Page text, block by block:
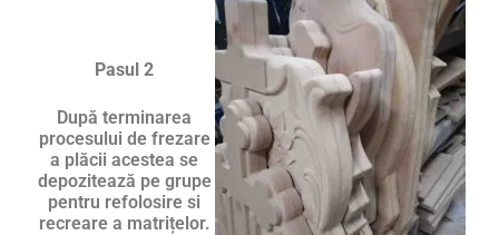
Pasul 2
După terminarea
procesului de frezare
a plăcii acestea se
depozitează pe grupe
pentru refolosire si
recreare a matrițelor.